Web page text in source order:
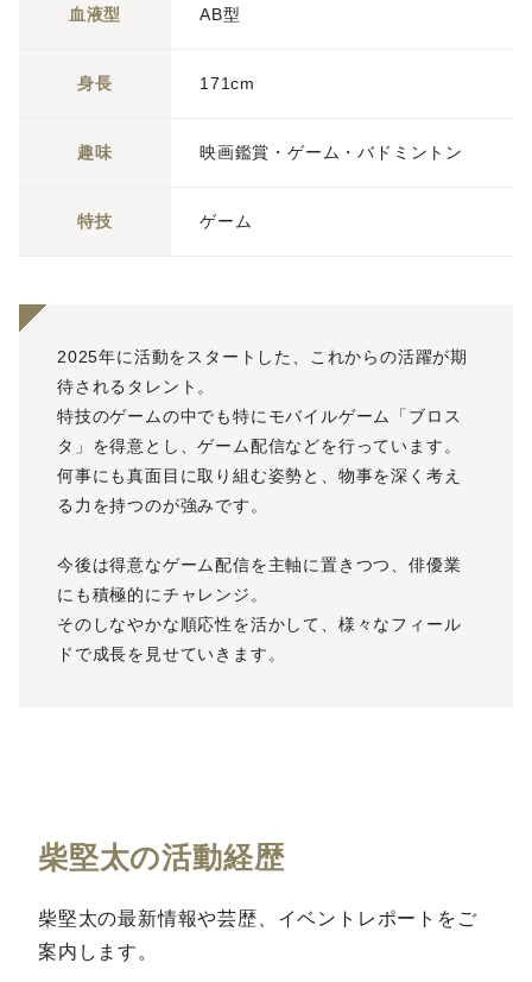
血液型 AB型
身長 171cm
趣味 映画鑑賞・ゲーム・バドミントン
特技 ゲーム
2025年に活動をスタートした、これからの活躍が期
待されるタレント。
特技のゲームの中でも特にモバイルゲーム「ブロス
タ」を得意とし、ゲーム配信などを行っています。
何事にも真面目に取り組む姿勢と、物事を深く考え
る力を持つのが強みです。
今後は得意なゲーム配信を主軸に置きつつ、俳優業
にも積極的にチャレンジ。
そのしなやかな順応性を活かして、様々なフィール
ドで成長を見せていきます。
柴堅太の活動経歴
柴堅太の最新情報や芸歴、イベントレポートをご
案内します。